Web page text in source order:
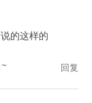
的这样的
回复